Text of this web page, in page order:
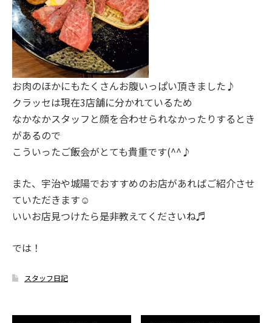
お肉のほかにもたくさんお腹いっぱい頂きました♪
クラッセは現在3店舗に分かれているため
なかなかスタッフと顔を合わせられなかったりするとき
があるので
こういったご飯会がとても貴重です(^^♪
また、宇治や城陽でおすすめのお店があればご紹介させ
ていただきます☺
いいお店見つけたら是非教えてくださいね♬
では！
スタッフ日記